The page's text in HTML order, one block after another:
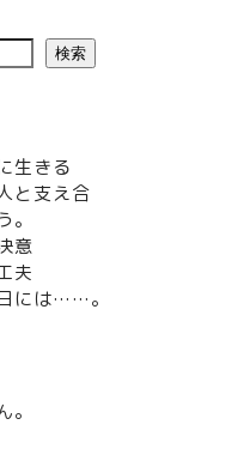
検索
生きる
と支え合
意
夫
には……。